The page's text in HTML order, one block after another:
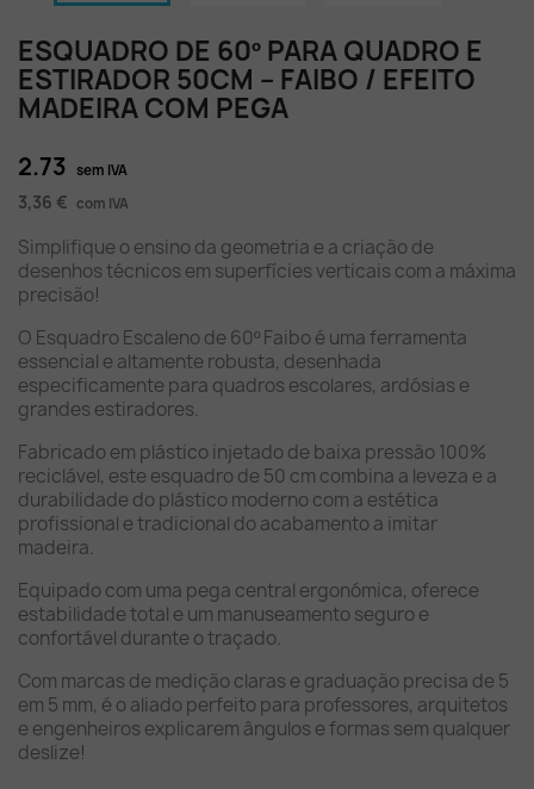
ESQUADRO DE 60º PARA QUADRO E
ESTIRADOR 50CM – FAIBO / EFEITO
MADEIRA COM PEGA
2.73 sem IVA
3,36 € com IVA
Simplifique o ensino da geometria e a criação de
desenhos técnicos em superfícies verticais com a máxima
precisão!
O Esquadro Escaleno de 60º Faibo é uma ferramenta
essencial e altamente robusta, desenhada
especificamente para quadros escolares, ardósias e
grandes estiradores.
Fabricado em plástico injetado de baixa pressão 100%
reciclável, este esquadro de 50 cm combina a leveza e a
durabilidade do plástico moderno com a estética
profissional e tradicional do acabamento a imitar
madeira.
Equipado com uma pega central ergonómica, oferece
estabilidade total e um manuseamento seguro e
confortável durante o traçado.
Com marcas de medição claras e graduação precisa de 5
em 5 mm, é o aliado perfeito para professores, arquitetos
e engenheiros explicarem ângulos e formas sem qualquer
deslize!